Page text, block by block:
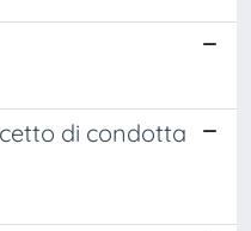
di condotta